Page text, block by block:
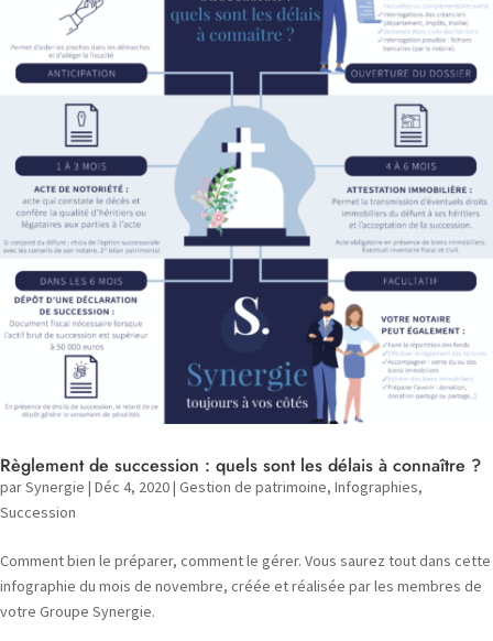
Règlement de succession : quels sont les délais à connaître ?
parSynergie | Déc 4, 2020| Gestion de patrimoine, Infographies,
Succession
Comment bien le préparer, comment le gérer. Vous saurez tout dans cette
infographie du mois de novembre, créée et réalisée par les membres de
votre Groupe Synergie.